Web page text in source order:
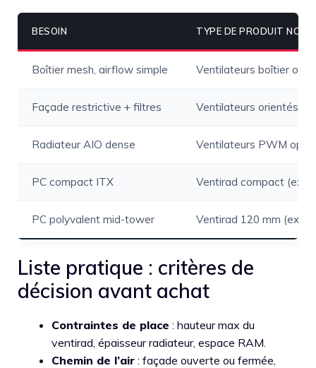
BESOIN TYPE DE PRODUIT
Boîtier mesh, airflow simple Ventilateurs boîtier
Façade restrictive + filtres Ventilateurs orientés
Radiateur AIO dense Ventilateurs PWM
PC compact ITX Ventirad compact (ex.
PC polyvalent mid-tower Ventirad 120 mm (ex.
Liste pratique : critères de
décision avant achat
Contraintes de place : hauteur max du
ventirad, épaisseur radiateur, espace RAM.
Chemin de l’air : façade ouverte ou fermée,